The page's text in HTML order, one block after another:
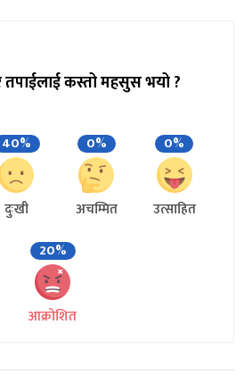
कस्तो महसुस भयो ?
40%
दुःखी
0%
अचम्मित
0%
उत्साहित
20%
आक्रोशित